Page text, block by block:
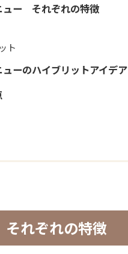
ュー それぞれの特徴
ト
ーのハイブリットアイデア
れぞれの特徴